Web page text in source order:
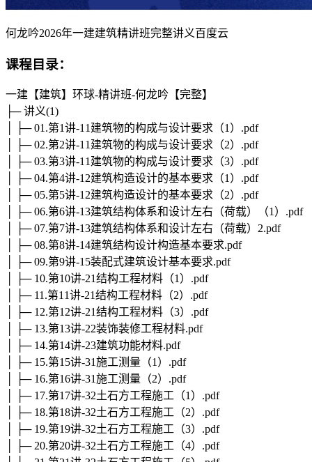
何龙吟2026年一建建筑精讲班完整讲义百度云
课程目录：
一建【建筑】环球-精讲班-何龙吟【完整】
├─ 讲义(1)
│ ├─ 01.第1讲-11建筑物的构成与设计要求（1）.pdf
│ ├─ 02.第2讲-11建筑物的构成与设计要求（2）.pdf
│ ├─ 03.第3讲-11建筑物的构成与设计要求（3）.pdf
│ ├─ 04.第4讲-12建筑构造设计的基本要求（1）.pdf
│ ├─ 05.第5讲-12建筑构造设计的基本要求（2）.pdf
│ ├─ 06.第6讲-13建筑结构体系和设计左右（荷载）（1）.pdf
│ ├─ 07.第7讲-13建筑结构体系和设计左右（荷载）2.pdf
│ ├─ 08.第8讲-14建筑结构设计构造基本要求.pdf
│ ├─ 09.第9讲-15装配式建筑设计基本要求.pdf
│ ├─ 10.第10讲-21结构工程材料（1）.pdf
│ ├─ 11.第11讲-21结构工程材料（2）.pdf
│ ├─ 12.第12讲-21结构工程材料（3）.pdf
│ ├─ 13.第13讲-22装饰装修工程材料.pdf
│ ├─ 14.第14讲-23建筑功能材料.pdf
│ ├─ 15.第15讲-31施工测量（1）.pdf
│ ├─ 16.第16讲-31施工测量（2）.pdf
│ ├─ 17.第17讲-32土石方工程施工（1）.pdf
│ ├─ 18.第18讲-32土石方工程施工（2）.pdf
│ ├─ 19.第19讲-32土石方工程施工（3）.pdf
│ ├─ 20.第20讲-32土石方工程施工（4）.pdf